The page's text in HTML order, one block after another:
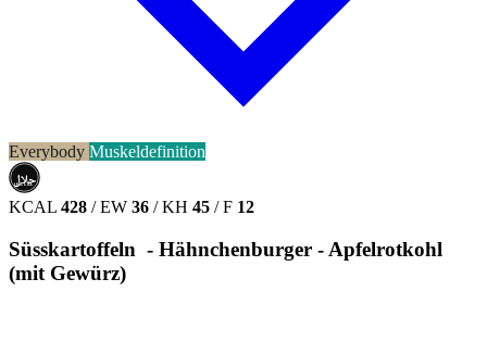
Everybody Muskeldefinition
حلال
HALAL
KCAL 428 / EW 36 / KH 45 / F 12
Süsskartoffeln - Hähnchenburger - Apfelrotkohl
(mit Gewürz)